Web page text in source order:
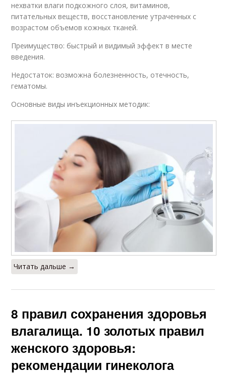
нехватки влаги подкожного слоя, витаминов,
питательных веществ, восстановление утраченных с
возрастом объемов кожных тканей.
Преимущество: быстрый и видимый эффект в месте
введения.
Недостаток: возможна болезненность, отечность,
гематомы.
Основные виды инъекционных методик:
Читать дальше →
8 правил сохранения здоровья
влагалища. 10 золотых правил
женского здоровья:
рекомендации гинеколога